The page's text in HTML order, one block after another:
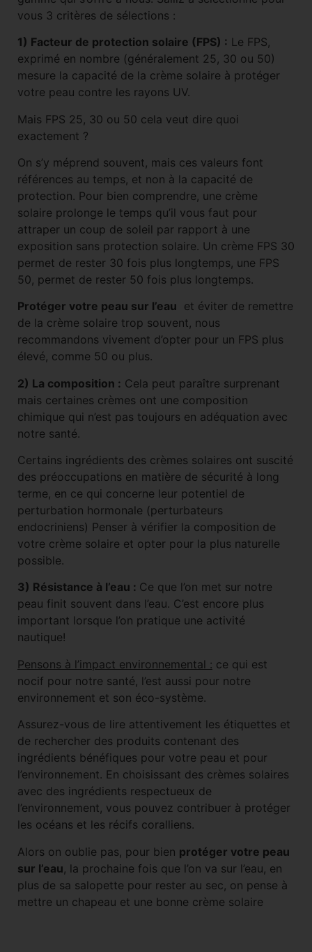
vous 3 critères de sélections :
1) Facteur de protection solaire (FPS) : Le FPS,
exprimé en nombre (généralement 25, 30 ou 50)
mesure la capacité de la crème solaire à protéger
votre peau contre les rayons UV.
Mais FPS 25, 30 ou 50 cela veut dire quoi
exactement ?
On s’y méprend souvent, mais ces valeurs font
références au temps, et non à la capacité de
protection. Pour bien comprendre, une crème
solaire prolonge le temps qu’il vous faut pour
attraper un coup de soleil par rapport à une
exposition sans protection solaire. Un crème FPS 30
permet de rester 30 fois plus longtemps, une FPS
50, permet de rester 50 fois plus longtemps.
Protéger votre peau sur l’eau et éviter de remettre
de la crème solaire trop souvent, nous
recommandons vivement d’opter pour un FPS plus
élevé, comme 50 ou plus.
2) La composition : Cela peut paraître surprenant
mais certaines crèmes ont une composition
chimique qui n’est pas toujours en adéquation avec
notre santé.
Certains ingrédients des crèmes solaires ont suscité
des préoccupations en matière de sécurité à long
terme, en ce qui concerne leur potentiel de
perturbation hormonale (perturbateurs
endocriniens) Penser à vérifier la composition de
votre crème solaire et opter pour la plus naturelle
possible.
3) Résistance à l’eau : Ce que l’on met sur notre
peau finit souvent dans l’eau. C’est encore plus
important lorsque l’on pratique une activité
nautique!
Pensons à l’impact environnemental : ce qui est
nocif pour notre santé, l’est aussi pour notre
environnement et son éco-système.
Assurez-vous de lire attentivement les étiquettes et
de rechercher des produits contenant des
ingrédients bénéfiques pour votre peau et pour
l’environnement. En choisissant des crèmes solaires
avec des ingrédients respectueux de
l’environnement, vous pouvez contribuer à protéger
les océans et les récifs coralliens.
Alors on oublie pas, pour bien protéger votre peau
sur l’eau, la prochaine fois que l’on va sur l’eau, en
plus de sa salopette pour rester au sec, on pense à
mettre un chapeau et une bonne crème solaire